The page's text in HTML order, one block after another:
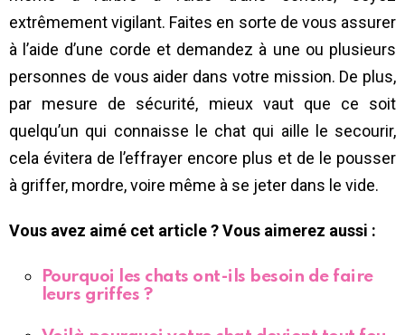
extrêmement vigilant. Faites en sorte de vous assurer
à l’aide d’une corde et demandez à une ou plusieurs
personnes de vous aider dans votre mission. De plus,
par mesure de sécurité, mieux vaut que ce soit
quelqu’un qui connaisse le chat qui aille le secourir,
cela évitera de l’effrayer encore plus et de le pousser
à griffer, mordre, voire même à se jeter dans le vide.
Vous avez aimé cet article ? Vous aimerez aussi :
Pourquoi les chats ont-ils besoin de faire
leurs griffes ?